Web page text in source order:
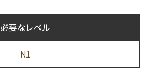
必要なレベル
N1